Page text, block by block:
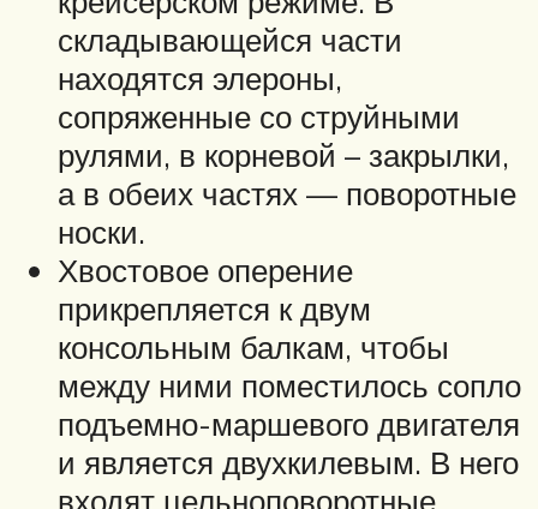
складывающейся части
находятся элероны,
сопряженные со струйными
рулями, в корневой – закрылки,
а в обеих частях — поворотные
носки.
Хвостовое оперение
прикрепляется к двум
консольным балкам, чтобы
между ними поместилось сопло
подъемно-маршевого двигателя
и является двухкилевым. В него
входят цельноповоротные